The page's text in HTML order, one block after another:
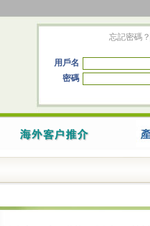
忘記密碼？
用戶名
密碼